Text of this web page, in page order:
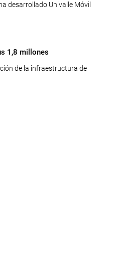
desarrollado Univalle Móvil
1,8 millones
de la infraestructura de